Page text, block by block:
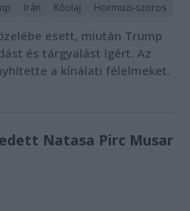
Irán Kőolaj Hormuzi-szoros
esett, miután Trump
és tárgyalást ígért. Az
a kínálati félelmeket.
Natasa Pirc Musar